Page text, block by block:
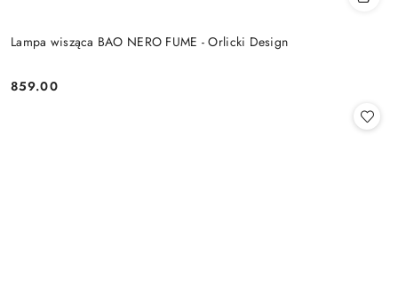
Lampa wisząca BAO NERO FUME - Orlicki Design
Cena:
859.00